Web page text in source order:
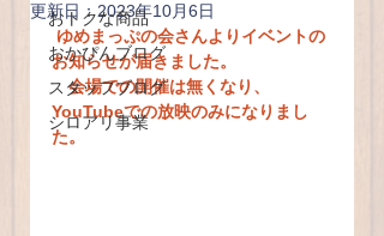
おトクな商品
おかぴんブログ
スタッフブログ
シロアリ事業
更新日：2023年10月6日
ゆめまっぷの会さんよりイベントの
お知らせが届きました。
会場での開催は無くなり、
YouTubeでの放映のみになりまし
た。